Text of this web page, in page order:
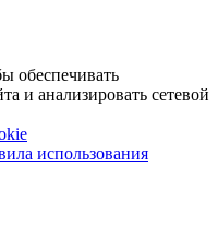
обеспечивать
и анализировать сетевой
использования